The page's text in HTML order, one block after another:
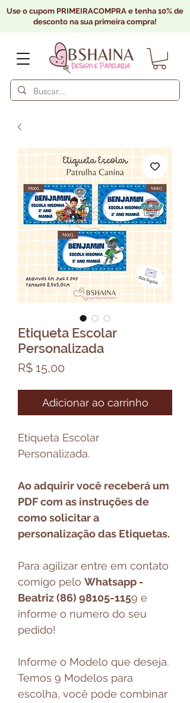
Use o cupom PRIMEIRACOMPRA e tenha 10% de
desconto na sua primeira compra!
Etiqueta Escolar
Personalizada
R$ 15,00
Adicionar ao carrinho
Etiqueta Escolar
Personalizada.
Ao adquirir você receberá um
PDF com as instruções de
como solicitar a
personalização das Etiquetas.
Para agilizar entre em contato
comigo pelo Whatsapp -
Beatriz (86) 98105-1159 e
informe o numero do seu
pedido!
Informe o Modelo que deseja.
Temos 9 Modelos para
escolha, você pode combinar